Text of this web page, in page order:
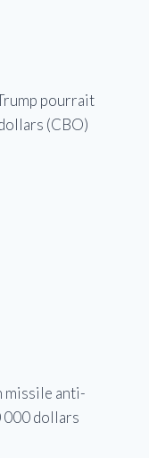
pourrait
(CBO)
missile anti-
000 dollars